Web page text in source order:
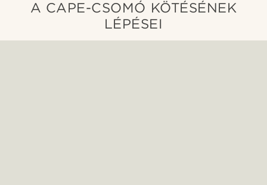
A CAPE-CSOMÓ KÖTÉSÉNEK
LÉPÉSEI